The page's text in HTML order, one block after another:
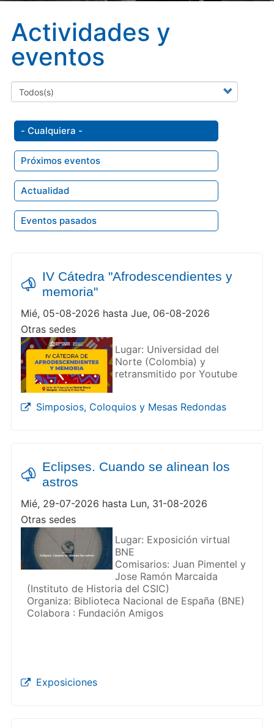
Actividades y
eventos
- Cualquiera -
Próximos eventos
Actualidad
Eventos pasados
IV Cátedra "Afrodescendientes y
memoria"
Mié, 05-08-2026 hasta Jue, 06-08-2026
Otras sedes
Lugar: Universidad del
Norte (Colombia) y
retransmitido por Youtube
Simposios, Coloquios y Mesas Redondas
Eclipses. Cuando se alinean los
astros
Mié, 29-07-2026 hasta Lun, 31-08-2026
Otras sedes
Lugar: Exposición virtual
BNE
Comisarios: Juan Pimentel y
Jose Ramón Marcaida
(Instituto de Historia del CSIC)
Organiza: Biblioteca Nacional de España (BNE)
Colabora : Fundación Amigos
Exposiciones